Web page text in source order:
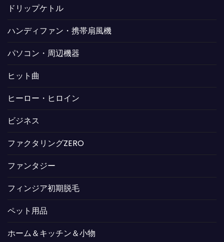
ドリップケトル
ハンディファン・携帯扇風機
パソコン・周辺機器
ヒット曲
ヒーロー・ヒロイン
ビジネス
ファクタリングZERO
ファンタジー
フィンジア初期脱毛
ペット用品
ホーム＆キッチン＆小物